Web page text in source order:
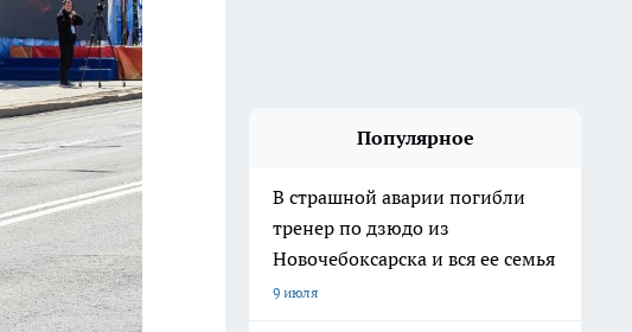
Популярное
В страшной аварии погибли
тренер по дзюдо из
Новочебоксарска и вся ее семья
9 июля